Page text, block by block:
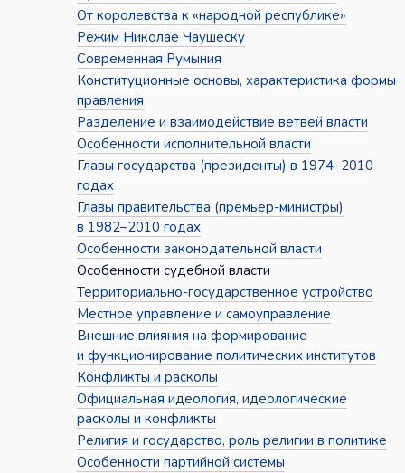
От королевства к «народной республике»
Режим Николае Чаушеску
Современная Румыния
Конституционные основы, характеристика формы
правления
Разделение и взаимодействие ветвей власти
Особенности исполнительной власти
Главы государства (президенты) в 1974–2010
годах
Главы правительства (премьер-министры)
в 1982–2010 годах
Особенности законодательной власти
Особенности судебной власти
Территориально-государственное устройство
Местное управление и самоуправление
Внешние влияния на формирование
и функционирование политических институтов
Конфликты и расколы
Официальная идеология, идеологические
расколы и конфликты
Религия и государство, роль религии в политике
Особенности партийной системы